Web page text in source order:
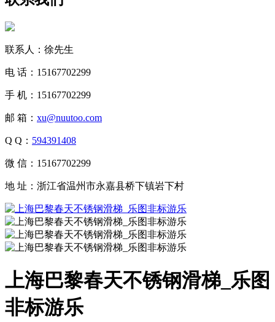
联系人：徐先生
电 话：15167702299
手 机：15167702299
邮 箱： xu@nuutoo.com
Q Q： 594391408
微 信：15167702299
地 址：浙江省温州市永嘉县桥下镇岩下村
上海巴黎春天不锈钢滑梯_乐图
非标游乐